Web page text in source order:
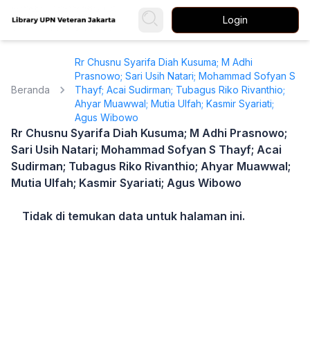
Login
Beranda
Rr Chusnu Syarifa Diah Kusuma; M Adhi
Prasnowo; Sari Usih Natari; Mohammad Sofyan S
Thayf; Acai Sudirman; Tubagus Riko Rivanthio;
Ahyar Muawwal; Mutia Ulfah; Kasmir Syariati;
Agus Wibowo
Rr Chusnu Syarifa Diah Kusuma; M Adhi Prasnowo;
Sari Usih Natari; Mohammad Sofyan S Thayf; Acai
Sudirman; Tubagus Riko Rivanthio; Ahyar Muawwal;
Mutia Ulfah; Kasmir Syariati; Agus Wibowo
Tidak di temukan data untuk halaman ini.